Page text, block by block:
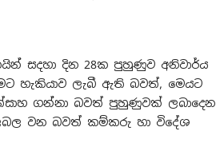
සදහා දින 28ක පුහුණුව අනිවාර්ය
හැකියාව ලැබී ඇති බවත්, මෙයට
ගන්නා බවත් පුහුණුවක් ලබාදෙන
වන බවත් කම්කරු හා විදේශ